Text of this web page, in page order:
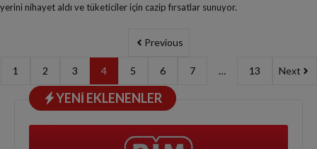
yerini nihayet aldı ve tüketiciler için cazip fırsatlar sunuyor.
Previous
1 2 3 4 5 6 7 … 13 Next
YENI EKLENENLER